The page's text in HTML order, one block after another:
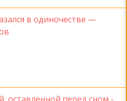
в одиночестве —
оставленной перед сном -